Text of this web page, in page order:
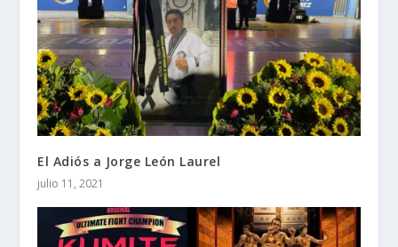
El Adiós a Jorge León Laurel
julio 11, 2021